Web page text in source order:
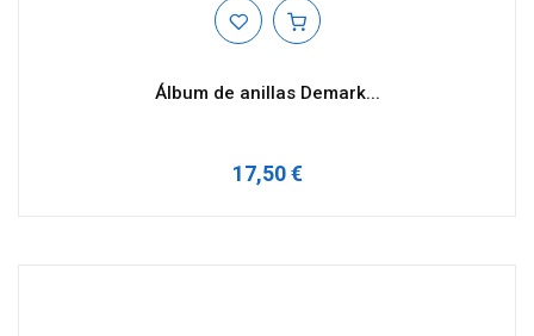
Álbum de anillas Demark...
17,50 €